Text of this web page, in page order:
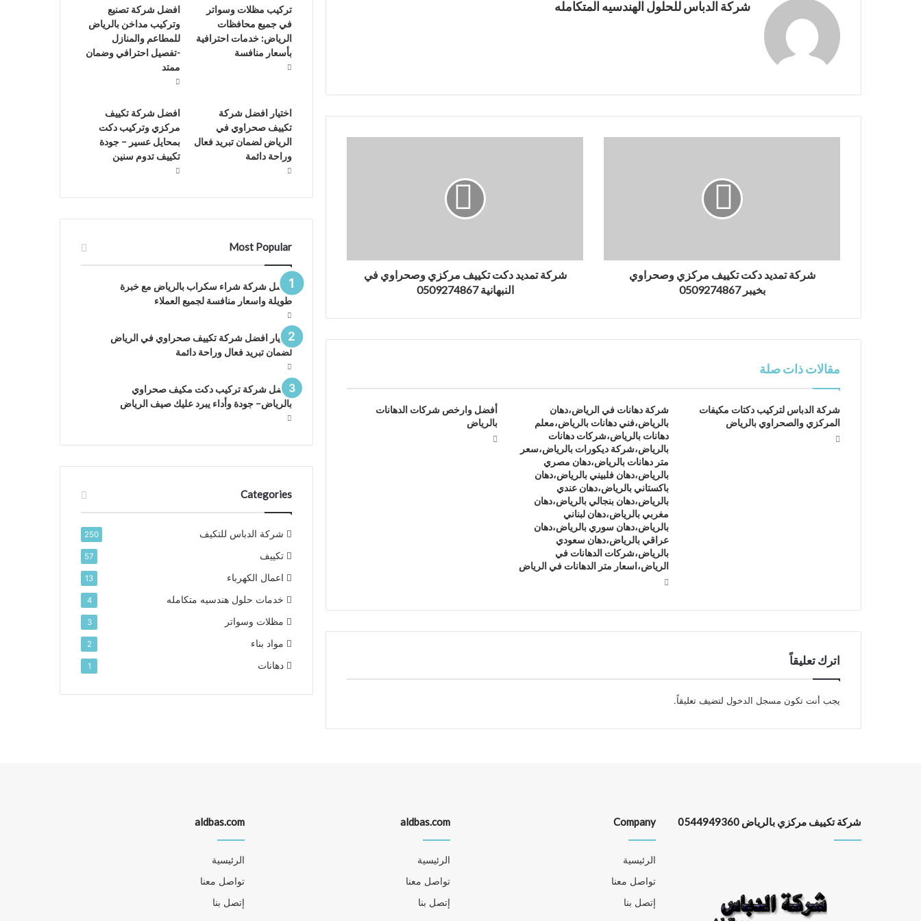
شركة الدباس للحلول الهندسيه المتكامله
شركة تمديد دكت تكييف مركزي وصحراوي
بخيبر 0509274867
شركة تمديد دكت تكييف مركزي وصحراوي في
النبهانية 0509274867
مقالات ذات صلة
شركة الدباس لتركيب دكتات مكيفات
المركزي والصحراوي بالرياض
شركة دهانات في الرياض،دهان
بالرياض،فني دهانات بالرياض،معلم
دهانات بالرياض،شركات دهانات
بالرياض،شركة ديكورات بالرياض،سعر
متر دهانات بالرياض،دهان مصري
بالرياض،دهان فلبيني بالرياض،دهان
باكستاني بالرياض،دهان عندي
بالرياض،دهان بنجالي بالرياض،دهان
مغربي بالرياض،دهان لبناني
بالرياض،دهان سوري بالرياض،دهان
عراقي بالرياض،دهان سعودي
بالرياض،شركات الدهانات في
الرياض،اسعار متر الدهانات في الرياض
أفضل وارخص شركات الدهانات
بالرياض
اترك تعليقاً
يجب أنت تكون مسجل الدخول لتضيف تعليقاً.
تركيب مظلات وسواتر
في جميع محافظات
الرياض: خدمات احترافية
بأسعار منافسة
افضل شركة تصنيع
وتركيب مداخن بالرياض
للمطاعم والمنازل
-تفصيل احترافي وضمان
ممتد
اختيار افضل شركة
تكييف صحراوي في
الرياض لضمان تبريد فعال
وراحة دائمة
افضل شركة تكييف
مركزي وتركيب دكت
بمحايل عسير – جودة
تكييف تدوم سنين
Most Popular
افضل شركة شراء سكراب بالرياض مع خبرة
طويلة واسعار منافسة لجميع العملاء
اختيار افضل شركة تكييف صحراوي في الرياض
لضمان تبريد فعال وراحة دائمة
افضل شركة تركيب دكت مكيف صحراوي
بالرياض– جودة وأداء يبرد عليك صيف الرياض
Categories
شركة الدباس للتكيف 250
تكييف 57
اعمال الكهرباء 13
خدمات حلول هندسيه متكامله 4
مظلات وسواتر 3
مواد بناء 2
دهانات 1
شركة تكييف مركزي بالرياض 0544949360 Company
الرئيسية
تواصل معنا
إتصل بنا
aldbas.com
الرئيسية
تواصل معنا
إتصل بنا
aldbas.com
الرئيسية
تواصل معنا
إتصل بنا